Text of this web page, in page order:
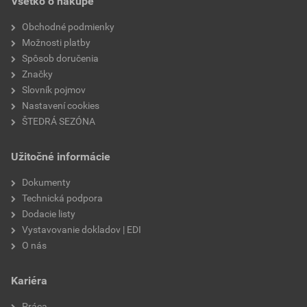
typ
značka
polomer
Obchodné podmienky
Možnosti platby
Spôsob doručenia
Značky
Slovník pojmov
Nastavení cookies
ŠTEDRÁ SEZÓNA
Užitočné informácie
Dokumenty
Technická podpora
Dodacie listy
Vystavovanie dokladov | EDI
O nás
Kariéra